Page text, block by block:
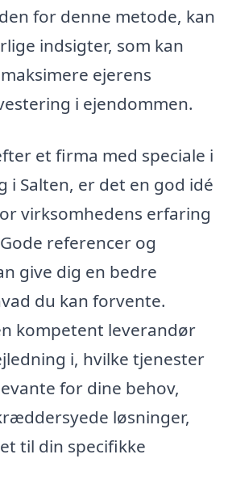
for denne metode, kan
indsigter, som kan
ejerens
i ejendommen.
et firma med speciale i
Salten, er det en god idé
virksomhedens erfaring
referencer og
give dig en bedre
du kan forvente.
kompetent leverandør
i, hvilke tjenester
for dine behov,
løsninger,
til din specifikke